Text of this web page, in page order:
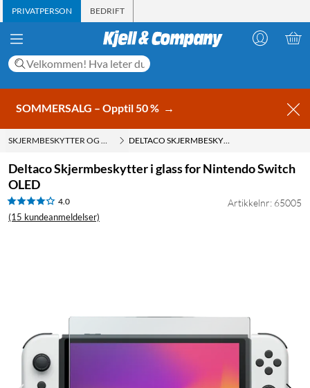
PRIVATPERSON BEDRIFT
SOMMERSALG – Opptil 50 % →
SKJERMBESKYTTER OG DEKSEL DELTACO SKJERMBESKYTTER I GLASS FOR NINTENDO SWITCH OLED
Deltaco Skjermbeskytter i glass for Nintendo Switch
OLED
4.0
(15 kundeanmeldelser)
Artikkelnr: 65005